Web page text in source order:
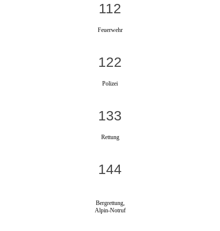
112
Feuerwehr
122
Polizei
133
Rettung
144
Bergrettung,
Alpin-Notruf